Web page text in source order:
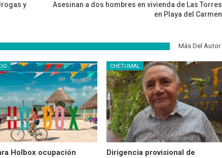
y
Asesinan a dos hombres en vivienda de Las Torres
en Playa del Carmen
Más Del Autor
Holbox ocupación
CHETUMAL
Dirigencia provisional de